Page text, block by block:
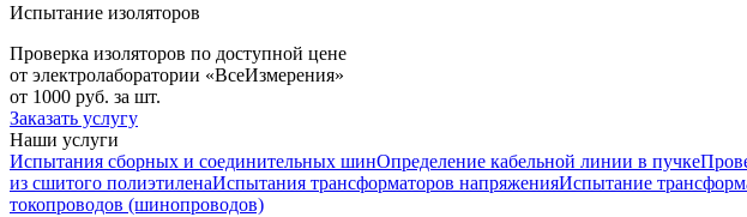
Испытание изоляторов
Проверка изоляторов по доступной цене
от электролаборатории «ВсеИзмерения»
от 1000 руб. за шт.
Заказать услугу
Наши услуги
Испытания сборных и соединительных шинОпределение кабельной линии в пучке
из сшитого полиэтиленаИспытания трансформаторов напряженияИспытание
токопроводов (шинопроводов)